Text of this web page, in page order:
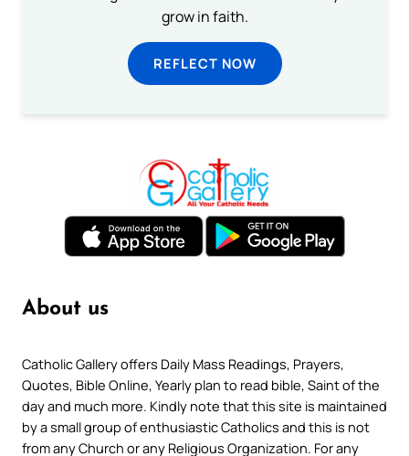
grow in faith.
REFLECT NOW
About us
Catholic Gallery offers Daily Mass Readings, Prayers,
Quotes, Bible Online, Yearly plan to read bible, Saint of the
day and much more. Kindly note that this site is maintained
by a small group of enthusiastic Catholics and this is not
from any Church or any Religious Organization. For any